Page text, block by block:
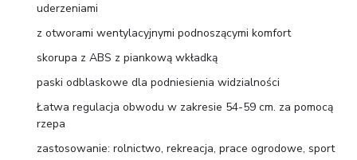
uderzeniami
z otworami wentylacyjnymi podnoszącymi komfort
skorupa z ABS z piankową wkładką
paski odblaskowe dla podniesienia widzialności
Łatwa regulacja obwodu w zakresie 54-59 cm. za pomocą
rzepa
zastosowanie: rolnictwo, rekreacja, prace ogrodowe, sport